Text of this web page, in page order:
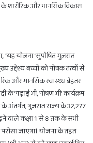
के शारीरिक और मानसिक विकास
योजना 'सुपोषित गुजरात
उद्देश्य बच्चों को पोषक तत्वों से
और मानसिक स्वास्थ्य बेहतर
के 'पढ़ाई भी, पोषण भी' कार्यक्रम
अंतर्गत, गुजरात राज्य के 32,277
वाले कक्षा 1 से 8 तक के सभी
जाएगा। योजना के तहत